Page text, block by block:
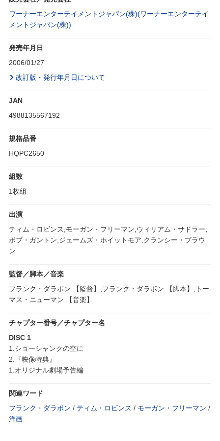
ワーナーエンターテイメントジャパン(株)(ワーナーエンターテイ
メントジャパン(株))
発売年月日
2006/01/27
改訂版・発行年月日について
JAN
4988135567192
規格品番
HQPC2650
組数
1枚組
出演
ティム・ロビンス,モーガン・フリーマン,ウィリアム・サドラー,
ボブ・ガントン,ジェームズ・ホイットモア,クランシー・ブラウ
ン
監督／脚本／音楽
フランク・ダラボン 【監督】,フランク・ダラボン 【脚本】,トー
マス・ニューマン 【音楽】
チャプター番号／チャプター名
DISC 1
1.ショーシャンクの空に
2.『映像特典』
1.オリジナル劇場予告編
関連ワード
フランク・ダラボン / ティム・ロビンス / モーガン・フリーマン /
洋画